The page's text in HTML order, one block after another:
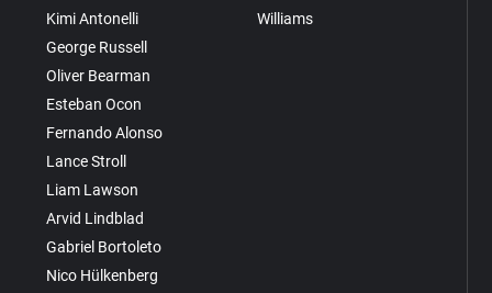
Kimi Antonelli
George Russell
Oliver Bearman
Esteban Ocon
Fernando Alonso
Lance Stroll
Liam Lawson
Arvid Lindblad
Gabriel Bortoleto
Nico Hülkenberg
Williams